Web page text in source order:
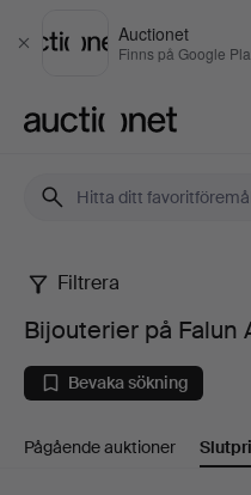
Stäng
Auctionet
Finns på Google
Bijouterier
på
Falun
Auktionsbyrå
Filtrera
Bijouterier på Falun
Bevaka sökning
Pågående auktioner